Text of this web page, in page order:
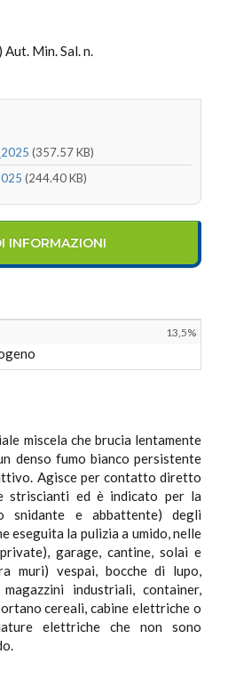
Min. Sal. n.
(357.57 KB)
(244.40 KB)
INFORMAZIONI
13,5%
miscela che brucia lentamente
denso fumo bianco persistente
Agisce per contatto diretto
striscianti ed è indicato per la
snidante e abbattente) degli
eseguita la pulizia a umido, nelle
garage, cantine, solai e
muri) vespai, bocche di lupo,
magazzini industriali, container,
cereali, cabine elettriche o
elettriche che non sono